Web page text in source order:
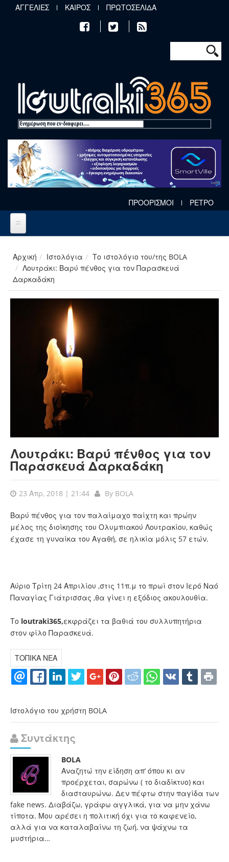
Παράκαμψη προς το κυρίως περιεχόμενο
ΑΓΓΕΛΙΕΣ ΚΑΙΡΟΣ ΠΡΩΤΟΣΕΛΙΔΑ
Φόρμα
Αναζήτηση
ΠΡΟΟΡΙΣΜΟΙ ΡΕΤΡΟ
Αρχική Ιστολόγια
Το ιστολόγιο του/της BOLA
Λουτράκι: Βαρύ πένθος για τον Παρασκευά
Δαρκαδάκη
Λουτράκι: Βαρύ πένθος για τον
Παρασκευά Δαρκαδάκη
23 Απρ, 2018 | 21:44 By BOLA
Βαρύ πένθος για τον παλαίμαχο παίχτη και πρώην
μέλος της διοίκησης του Ολυμπιακού Λουτρακίου, καθώς
έχασε τη γυναίκα του Αγαθή, σε ηλικία μόλις 57 ετών.
Αύριο Τρίτη 24 Απριλίου ,στις 11π.μ το πρωί στον Ιερό Ναό
Παναγίας Γιάτρισσας ,θα γίνει η εξόδιος ακουλουθία.
Το loutraki365,εκφράζει τα βαθιά του συλλυπητήρια
στον φίλο Παρασκευά.
ΤΟΠΙΚΑ ΝΕΑ
Ιστολόγιο του χρήστη BOLA
Συντάκτης
BOLA
Αναζητώ την είδηση απ’ όπου κι αν
προέρχεται, σαρώνω ( το διαδίκτυο) και
διασταυρώνω. Δεν πέφτω στην παγίδα των
fake news. Διαβάζω, γράφω αγγλικά, για να μην χάνω
τίποτα. Μου αρέσει η πολιτική όχι για το καφενείο,
αλλά για να καταλαβαίνω τη ζωή, να ψάχνω τα
μυστήρια…